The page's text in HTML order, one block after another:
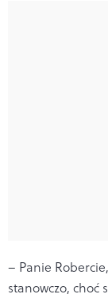
– Panie Robercie,
stanowczo, choć